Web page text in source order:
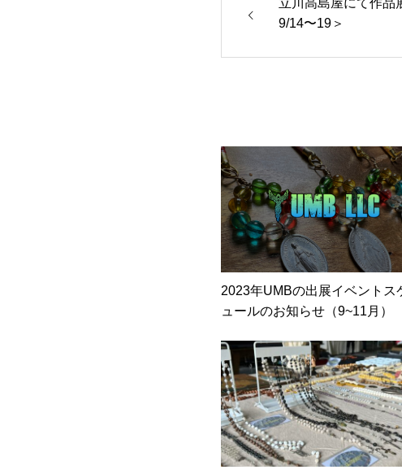
立川高島屋にて作品
9/14〜19＞
2023年UMBの出展イベントス
ュールのお知らせ（9~11月）